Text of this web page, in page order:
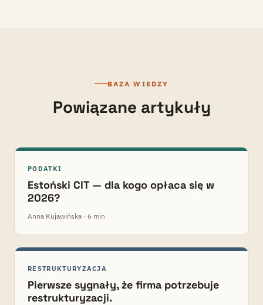
BAZA WIEDZY
Powiązane artykuły
PODATKI
Estoński CIT — dla kogo opłaca się w
2026?
Anna Kujawińska · 6 min
RESTRUKTURYZACJA
Pierwsze sygnały, że firma potrzebuje
restrukturyzacji.